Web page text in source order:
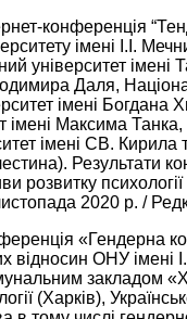
конференція
імені І.І.
університет
Даля,
імені
Максима Танка,
імені СВ.
Результати
розвитку
2020 р. /
«Гендерна
відносин ОНУ
закладом
(Харків),